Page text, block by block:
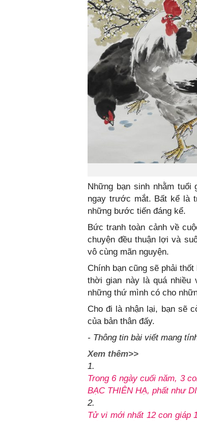
Những bạn sinh nhằm
ngay trước mắt. Bất kể là
những bước tiến đáng kể.
Bức tranh toàn cảnh về
chuyện đều thuận lợi và
vô cùng mãn nguyện.
Chính bạn cũng sẽ phải
thời gian này là quá nhiều
những thứ mình có cho
Cho đi là nhận lại, bạn sẽ
của bản thân đấy.
- Thông tin bài viết mang
Xem thêm>>
1.
Trong 6 ngày cuối năm, 3
BẠC THIÊN HẠ, phất như
2.
Tử vi mới nhất 12 con giáp